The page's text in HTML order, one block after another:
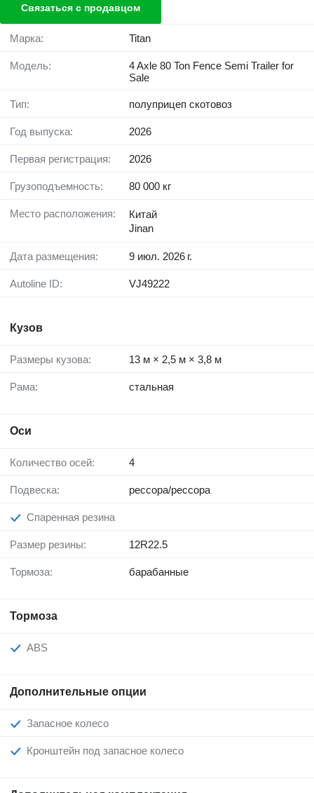
Связаться с продавцом
Марка: Titan
Модель:
4 Axle 80 Ton Fence Semi Trailer for
Sale
Тип: полуприцеп скотовоз
Год выпуска: 2026
Первая регистрация: 2026
Грузоподъемность: 80 000 кг
Место расположения:
Китай
Jinan
Дата размещения: 9 июл. 2026 г.
Autoline ID: VJ49222
Кузов
Размеры кузова: 13 м × 2,5 м × 3,8 м
Рама: стальная
Оси
Количество осей: 4
Подвеска: рессора/рессора
Спаренная резина
Размер резины: 12R22.5
Тормоза: барабанные
Тормоза
ABS
Дополнительные опции
Запасное колесо
Кронштейн под запасное колесо